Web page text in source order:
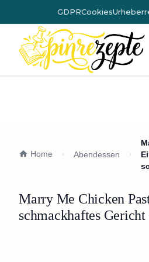
GDPRCookies
Home Abendessen
Marry Me Chicken
schmackhaftes Gericht